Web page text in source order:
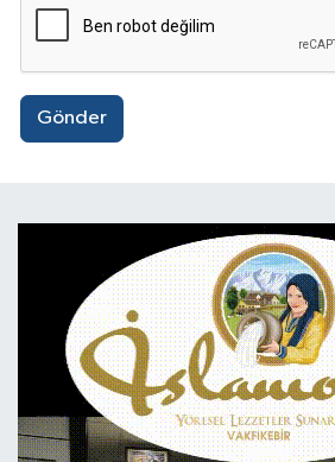
Gönder